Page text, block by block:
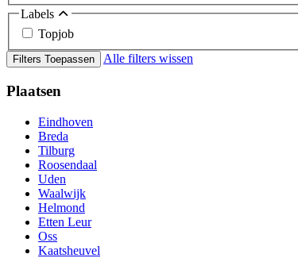
Labels
Topjob
Filters Toepassen Alle filters wissen
Plaatsen
Eindhoven
Breda
Tilburg
Roosendaal
Uden
Waalwijk
Helmond
Etten Leur
Oss
Kaatsheuvel